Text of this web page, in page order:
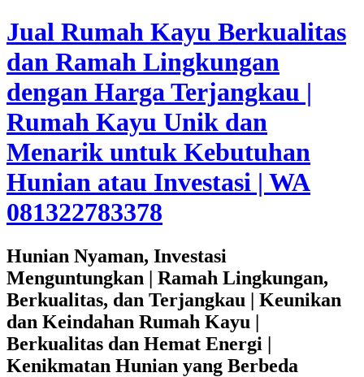
Jual Rumah Kayu Berkualitas
dan Ramah Lingkungan
dengan Harga Terjangkau |
Rumah Kayu Unik dan
Menarik untuk Kebutuhan
Hunian atau Investasi | WA
081322783378
Hunian Nyaman, Investasi
Menguntungkan | Ramah Lingkungan,
Berkualitas, dan Terjangkau | Keunikan
dan Keindahan Rumah Kayu |
Berkualitas dan Hemat Energi |
Kenikmatan Hunian yang Berbeda